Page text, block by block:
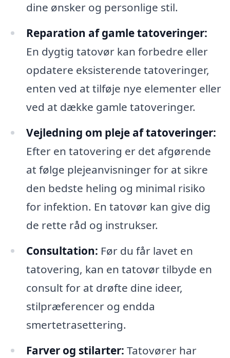
dine ønsker og personlige stil.
Reparation af gamle tatoveringer:
En dygtig tatovør kan forbedre eller
opdatere eksisterende tatoveringer,
enten ved at tilføje nye elementer eller
ved at dække gamle tatoveringer.
Vejledning om pleje af tatoveringer:
Efter en tatovering er det afgørende
at følge plejeanvisninger for at sikre
den bedste heling og minimal risiko
for infektion. En tatovør kan give dig
de rette råd og instrukser.
Consultation: Før du får lavet en
tatovering, kan en tatovør tilbyde en
consult for at drøfte dine ideer,
stilpræferencer og endda
smertetrasettering.
Farver og stilarter: Tatovører har